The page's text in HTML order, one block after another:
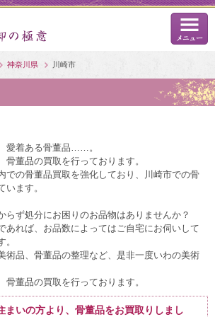
神奈川県 川崎市
愛着ある骨董品……。
骨董品の買取を行っております。
での骨董品買取を強化しており、川崎市での骨
います。
らず処分にお困りのお品物はありませんか？
あれば、お品数によってはご自宅にお伺いして
術品、骨董品の整理など、是非一度いわの美術
骨董品の買取を行っております。
まいの方より、骨董品をお買取りしまし